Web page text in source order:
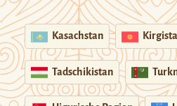
Kasachstan
Tadschikistan